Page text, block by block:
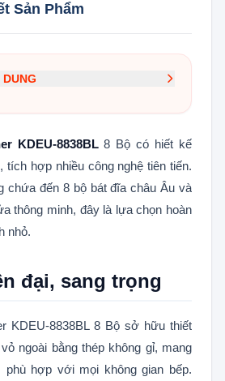
Sản Phẩm
của máy
của máy
của máy
máy
Self Clean – tự động vệ sinh
Hygiene Plus diệt sạch 99%
KDEU-8838BL8 Bộ có hiết kế
tích hợp nhiều công nghệ tiên tiến.
chứa đến 8 bộ bát đĩa châu Âu và
thông minh, đây là lựa chọn hoàn
nhỏ.
đại, sang trọng
KDEU-8838BL 8 Bộ sở hữu thiết
ngoài bằng thép không gỉ, mang
phù hợp với mọi không gian bếp.